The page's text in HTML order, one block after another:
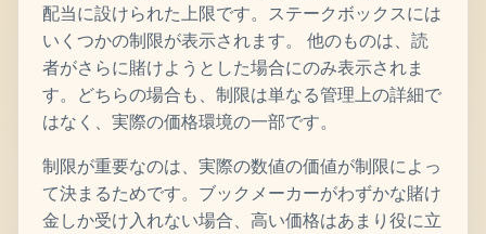
配当に設けられた上限です。ステークボックスには
いくつかの制限が表示されます。 他のものは、読
者がさらに賭けようとした場合にのみ表示されま
す。どちらの場合も、制限は単なる管理上の詳細で
はなく、実際の価格環境の一部です。
制限が重要なのは、実際の数値の価値が制限によっ
て決まるためです。ブックメーカーがわずかな賭け
金しか受け入れない場合、高い価格はあまり役に立